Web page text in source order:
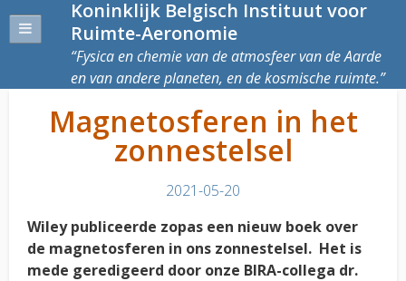
Koninklijk Belgisch Instituut voor
Ruimte-Aeronomie
Fysica en chemie van de atmosfeer van de Aarde
en van andere planeten, en de kosmische ruimte.
Magnetosferen in het
zonnestelsel
2021-05-20
Wiley publiceerde zopas een nieuw boek over
de magnetosferen in ons zonnestelsel. Het is
mede geredigeerd door onze BIRA-collega dr.